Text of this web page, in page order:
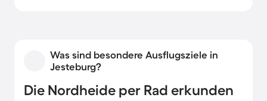
Was sind besondere Ausflugsziele in
Jesteburg?
Die Nordheide per Rad erkunden